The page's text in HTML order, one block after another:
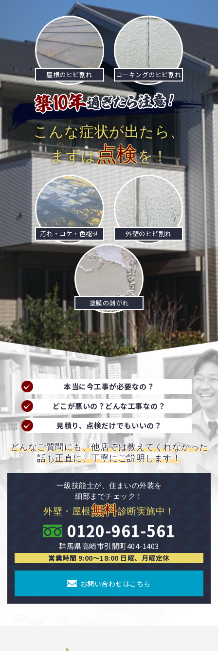
シ
ョ
ン
屋根のヒビ割れ コーキングのヒビ割れ
こんな症状が出たら、
まずは点検を！
汚れ・コケ・色褪せ 外壁のヒビ割れ
塗膜の剥がれ
本当に今工事が必要なの？
どこが悪いの？どんな工事なの？
見積り、点検だけでもいいの？
どんなご質問にも、他店では教えてくれなかった
話も正直に、丁寧にご説明します！
一級技能士が、住まいの外装を
細部までチェック！
外壁・屋根無料診断実施中！
0120-961-561
群馬県高崎市引間町404-1403
営業時間 9:00〜18:00 日曜、月曜定休
お問い合わせはこちら